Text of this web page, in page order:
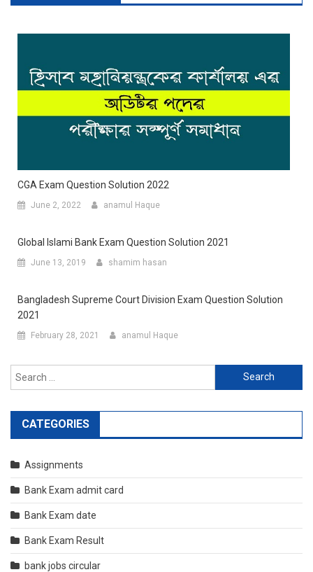
CGA Exam Question Solution 2022
June 2, 2022 anamul Haque
Global Islami Bank Exam Question Solution 2021
June 13, 2019 shamim hasan
Bangladesh Supreme Court Division Exam Question Solution
2021
February 28, 2021 anamul Haque
Search
for:
CATEGORIES
Assignments
Bank Exam admit card
Bank Exam date
Bank Exam Result
bank jobs circular